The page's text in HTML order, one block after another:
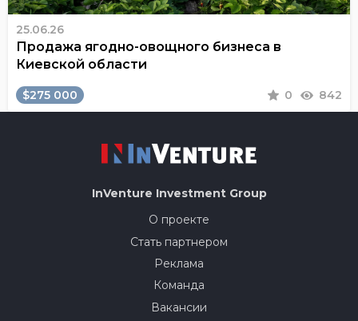
25.06.26
Продажа ягодно-овощного бизнеса в
Киевской области
$275 000 0 842
InVenture Investment Group
О проекте
Стать партнером
Реклама
Команда
Вакансии